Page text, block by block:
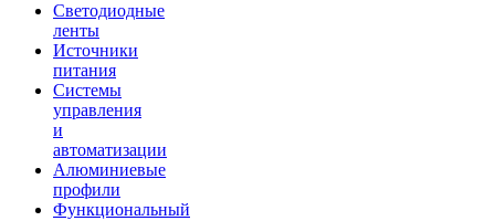
Светодиодные
ленты
Источники
питания
Системы
управления
и
автоматизации
Алюминиевые
профили
Функциональный